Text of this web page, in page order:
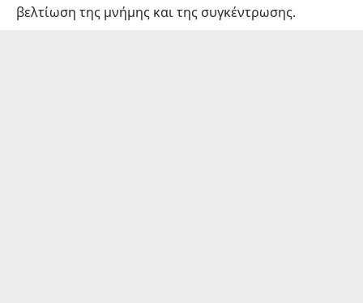
βελτίωση της μνήμης και της συγκέντρωσης.